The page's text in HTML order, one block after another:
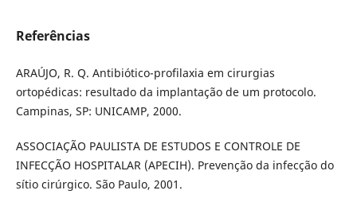
Referências
ARAÚJO, R. Q. Antibiótico-profilaxia em cirurgias
ortopédicas: resultado da implantação de um protocolo.
Campinas, SP: UNICAMP, 2000.
ASSOCIAÇÃO PAULISTA DE ESTUDOS E CONTROLE DE
INFECÇÃO HOSPITALAR (APECIH). Prevenção da infecção do
sítio cirúrgico. São Paulo, 2001.